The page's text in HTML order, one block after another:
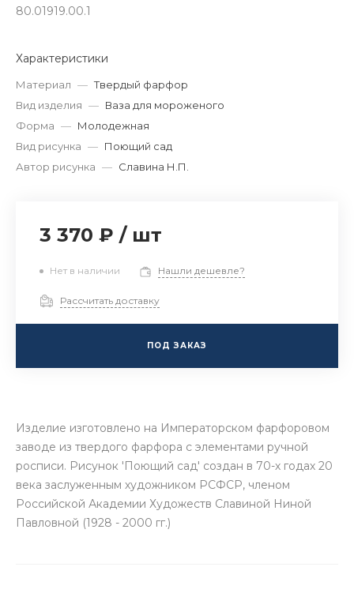
80.01919.00.1
Характеристики
Материал — Твердый фарфор
Вид изделия — Ваза для мороженого
Форма — Молодежная
Вид рисунка — Поющий сад
Автор рисунка — Славина Н.П.
3 370 ₽ / шт
Нет в наличии Нашли дешевле?
Рассчитать доставку
ПОД ЗАКАЗ
Изделие изготовлено на Императорском фарфоровом
заводе из твердого фарфора с элементами ручной
росписи. Рисунок 'Поющий сад' создан в 70-х годах 20
века заслуженным художником РСФСР, членом
Российской Академии Художеств Славиной Ниной
Павловной (1928 - 2000 гг.)